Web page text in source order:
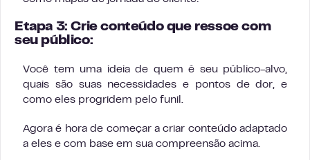
Etapa 3: Crie conteúdo que ressoe com
seu público:
Você tem uma ideia de quem é seu público-alvo,
quais são suas necessidades e pontos de dor, e
como eles progridem pelo funil.
Agora é hora de começar a criar conteúdo adaptado
a eles e com base em sua compreensão acima.